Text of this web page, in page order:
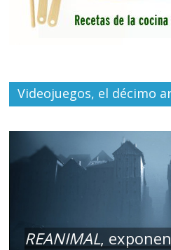
Videojuegos, el décimo
REANIMAL,